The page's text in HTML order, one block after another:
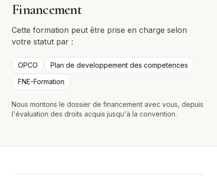
Financement
Cette formation peut être prise en charge selon
votre statut par :
OPCO
Plan de developpement des competences
FNE-Formation
Nous montons le dossier de financement avec vous, depuis
l'évaluation des droits acquis jusqu'à la convention.